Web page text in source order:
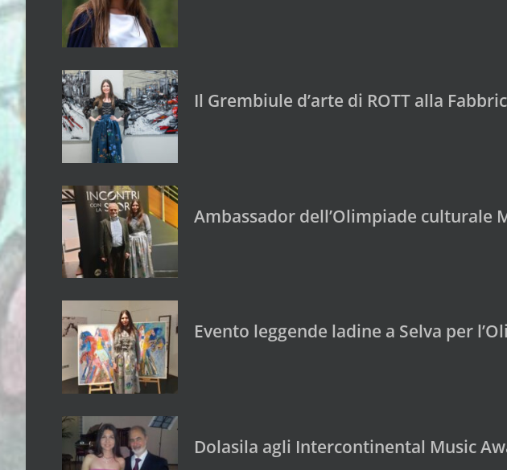
Il Grembiule d’arte di ROTT alla
Ambassador dell’Olimpiade culturale
Evento leggende ladine a Selva per
Dolasila agli Intercontinental Music